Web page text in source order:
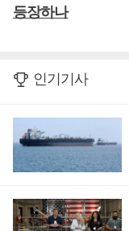
등장하나
인기기사